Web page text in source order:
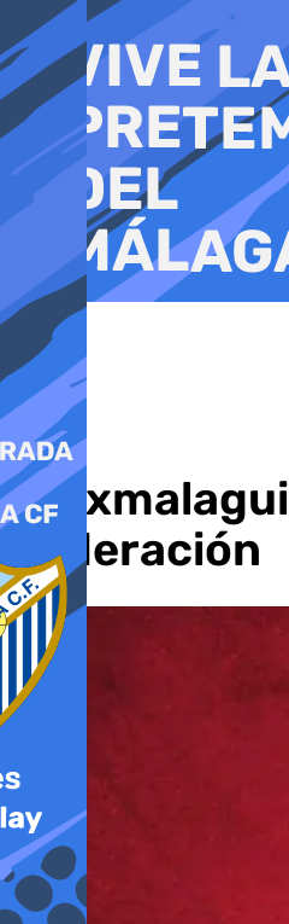
al
contenido
El
Federación